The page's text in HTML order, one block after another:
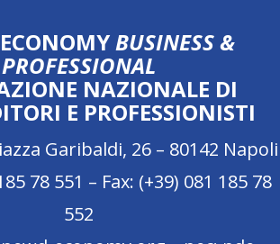
BUSINESS &
PROFESSIONAL
NAZIONALE DI
E PROFESSIONISTI
Garibaldi, 26 – 80142 Napoli
78 551 – Fax: (+39) 081 185 78
552